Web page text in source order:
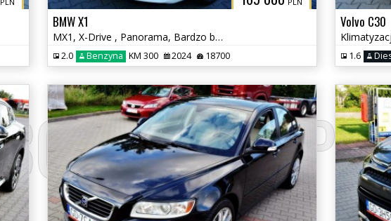
BMW X1
MX1, X-Drive , Panorama, Bardzo bogate wyposażenie
2.0 Benzyna KM 300 2024 18700
Volvo C30
1.6
3CITYAUTO.PL